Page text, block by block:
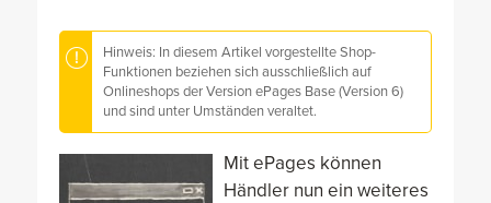
Hinweis: In diesem Artikel vorgestellte Shop-
Funktionen beziehen sich ausschließlich auf
Onlineshops der Version ePages Base (Version 6)
und sind unter Umständen veraltet.
Mit ePages können
Händler nun ein weiteres